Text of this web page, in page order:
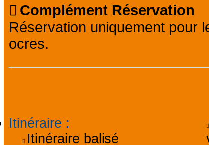
Complément Réservation
Réservation uniquement pour
ocres.
Itinéraire :
Itinéraire balisé